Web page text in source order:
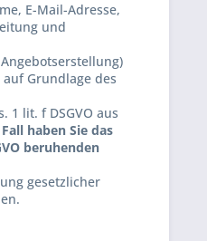
E-Mail-Adresse,
und
Grundlage des
1 lit. f DSGVO aus
haben Sie das
beruhenden
gesetzlicher